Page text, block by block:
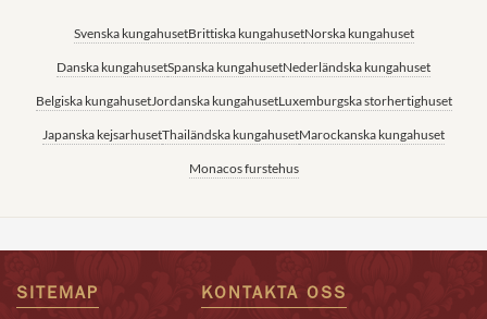
Svenska kungahusetBrittiska kungahusetNorska kungahuset
Danska kungahusetSpanska kungahusetNederländska kungahuset
Belgiska kungahusetJordanska kungahusetLuxemburgska storhertighuset
Japanska kejsarhusetThailändska kungahusetMarockanska kungahuset
Monacos furstehus
SITEMAP KONTAKTA OSS